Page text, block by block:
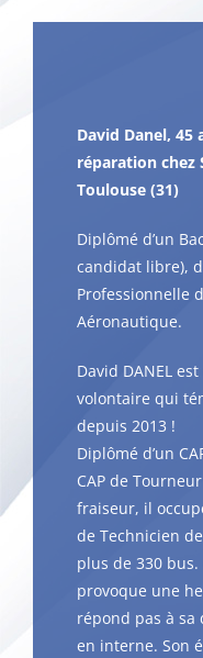
David Danel,
réparation chez
Toulouse (31)
Diplômé d’un
candidat libre),
Professionnelle
Aéronautique.
David DANEL
volontaire qui
depuis 2013 !
Diplômé d’un
CAP de
fraiseur, il
de Technicien
plus de 330
provoque une
répond pas à sa
en interne. Son